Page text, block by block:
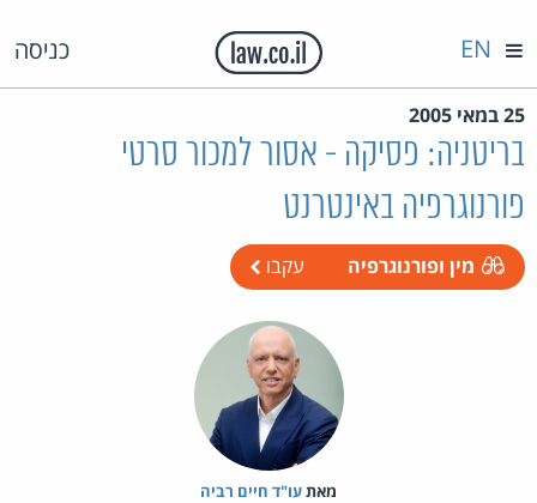
כניסה EN
25 במאי 2005
בריטניה: פסיקה - אסור למכור סרטי
פורנוגרפיה באינטרנט
מין ופורנוגרפיה עקבו
מאת‏עו"ד חיים רביה